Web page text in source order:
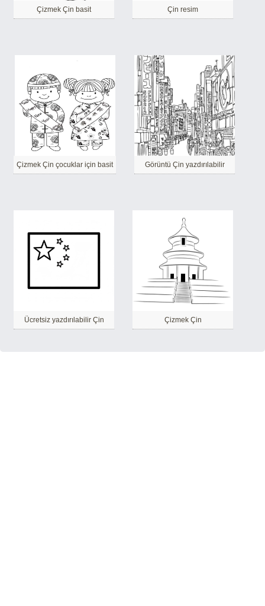
Çizmek Çin basit Çin resim
Çizmek Çin çocuklar için basit Görüntü Çin yazdırılabilir
Ücretsiz yazdırılabilir Çin Çizmek Çin